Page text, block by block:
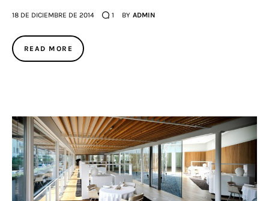
18 DE DICIEMBRE DE 2014 1 BY ADMIN
READ MORE